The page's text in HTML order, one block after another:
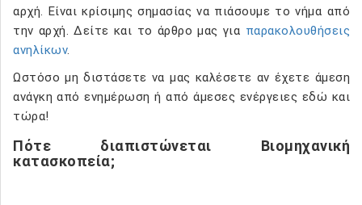
αρχή. Είναι κρίσιμης σημασίας να πιάσουμε το νήμα από
την αρχή. Δείτε και το άρθρο μας για παρακολουθήσεις
ανηλίκων.
Ωστόσο μη διστάσετε να μας καλέσετε αν έχετε άμεση
ανάγκη από ενημέρωση ή από άμεσες ενέργειες εδώ και
τώρα!
Πότε διαπιστώνεται Βιομηχανική
κατασκοπεία;